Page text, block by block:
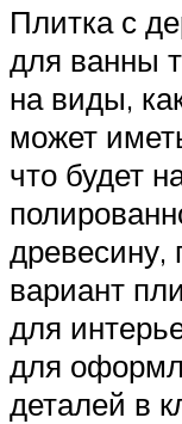
Плитка с
для ванны
на виды,
может
что будет
древесину,
вариант
для
для
деталей в